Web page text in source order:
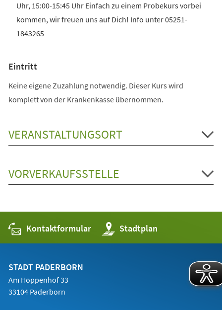
Uhr, 15:00-15:45 Uhr Einfach zu einem Probekurs vorbei
kommen, wir freuen uns auf Dich! Info unter 05251-
1843265
Eintritt
Keine eigene Zuzahlung notwendig. Dieser Kurs wird
komplett von der Krankenkasse übernommen.
VERANSTALTUNGSORT
VORVERKAUFSSTELLE
Kontaktformular Stadtplan
(Öffnet
in
einem
STADT PADERBORN
Am Hoppenhof 33
33104 Paderborn